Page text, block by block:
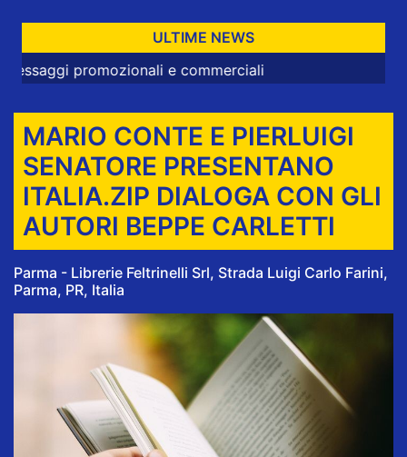
ULTIME NEWS
promozionali e commerciali
MARIO CONTE E PIERLUIGI
SENATORE PRESENTANO
ITALIA.ZIP DIALOGA CON GLI
AUTORI BEPPE CARLETTI
Parma - Librerie Feltrinelli Srl, Strada Luigi Carlo Farini,
Parma, PR, Italia